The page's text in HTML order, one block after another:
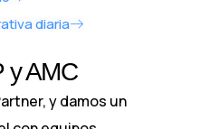
diaria
y AMC
y damos un